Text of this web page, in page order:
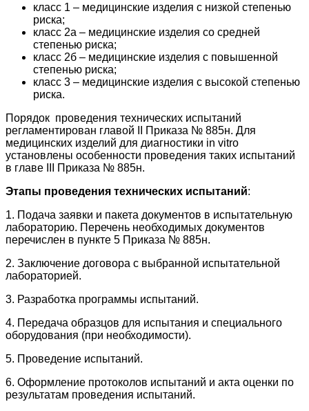
класс 1 – медицинские изделия с низкой степенью
риска;
класс 2а – медицинские изделия со средней
степенью риска;
класс 2б – медицинские изделия с повышенной
степенью риска;
класс 3 – медицинские изделия с высокой степенью
риска.
Порядок проведения технических испытаний
регламентирован главой II Приказа № 885н. Для
медицинских изделий для диагностики in vitro
установлены особенности проведения таких испытаний
в главе III Приказа № 885н.
Этапы проведения технических испытаний:
1. Подача заявки и пакета документов в испытательную
лабораторию. Перечень необходимых документов
перечислен в пункте 5 Приказа № 885н.
2. Заключение договора с выбранной испытательной
лабораторией.
3. Разработка программы испытаний.
4. Передача образцов для испытания и специального
оборудования (при необходимости).
5. Проведение испытаний.
6. Оформление протоколов испытаний и акта оценки по
результатам проведения испытаний.